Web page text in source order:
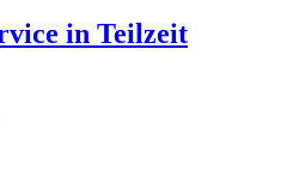
in Teilzeit